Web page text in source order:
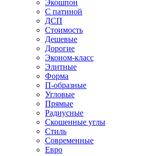
Экошпон
С патиной
ДСП
Стоимость
Дешевые
Дорогие
Эконом-класс
Элитные
Форма
П-образные
Угловые
Прямые
Радиусные
Скошенные углы
Стиль
Современные
Евро